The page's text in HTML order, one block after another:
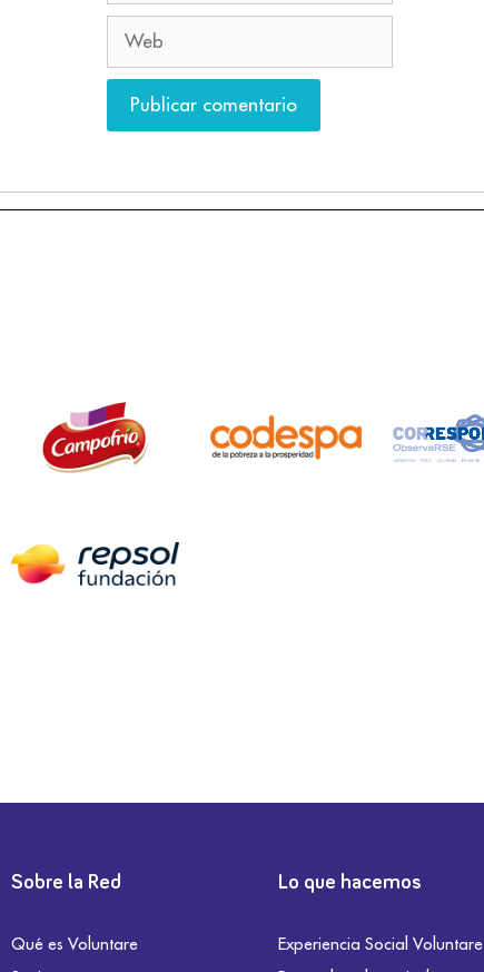
Sobre la Red
Qué es Voluntare
Lo que hacemos
Experiencia Social Voluntare